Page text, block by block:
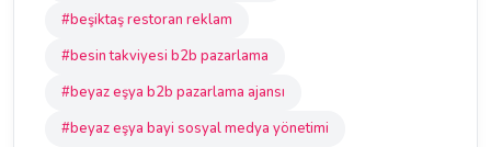
#beşiktaş restoran reklam
#besin takviyesi b2b pazarlama
#beyaz eşya b2b pazarlama ajansı
#beyaz eşya bayi sosyal medya yönetimi